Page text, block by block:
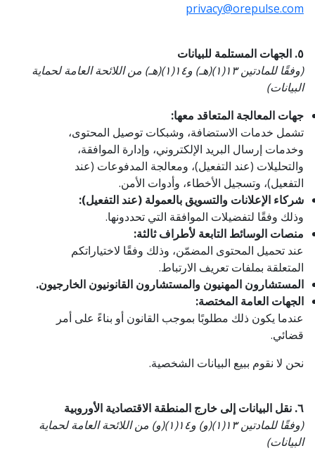
privacy@orepulse.com
٥. الجهات المستلمة للبيانات
(وفقًا للمادتين ١٣(١)(هـ) و١٤(١)(هـ) من اللائحة العامة لحماية
البيانات)
جهات المعالجة المتعاقد معها:
تشمل خدمات الاستضافة، وشبكات توصيل المحتوى،
وخدمات إرسال البريد الإلكتروني، وإدارة الموافقة،
والتحليلات (عند التفعيل)، ومعالجة المدفوعات (عند
التفعيل)، وتسجيل الأخطاء، وأدوات الأمن.
شركاء الإعلانات والتسويق بالعمولة (عند التفعيل):
وذلك وفقًا لتفضيلات الموافقة التي تحددونها.
منصات الوسائط التابعة لأطراف ثالثة:
عند تحميل المحتوى المضمّن، وذلك وفقًا لاختياراتكم
المتعلقة بملفات تعريف الارتباط.
المستشارون المهنيون والمستشارون القانونيون الخارجيون.
الجهات العامة المختصة:
عندما يكون ذلك مطلوبًا بموجب القانون أو بناءً على أمر
قضائي.
نحن لا نقوم ببيع البيانات الشخصية.
٦. نقل البيانات إلى خارج المنطقة الاقتصادية الأوروبية
(وفقًا للمادتين ١٣(١)(و) و١٤(١)(و) من اللائحة العامة لحماية
البيانات)